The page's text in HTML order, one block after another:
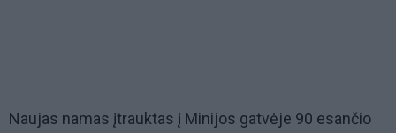
Naujas namas įtrauktas į Minijos gatvėje 90 esančio